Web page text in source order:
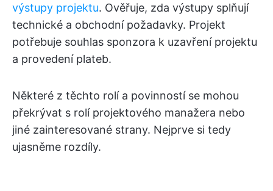
výstupy projektu. Ověřuje, zda výstupy splňují
technické a obchodní požadavky. Projekt
potřebuje souhlas sponzora k uzavření projektu
a provedení plateb.
Některé z těchto rolí a povinností se mohou
překrývat s rolí projektového manažera nebo
jiné zainteresované strany. Nejprve si tedy
ujasněme rozdíly.